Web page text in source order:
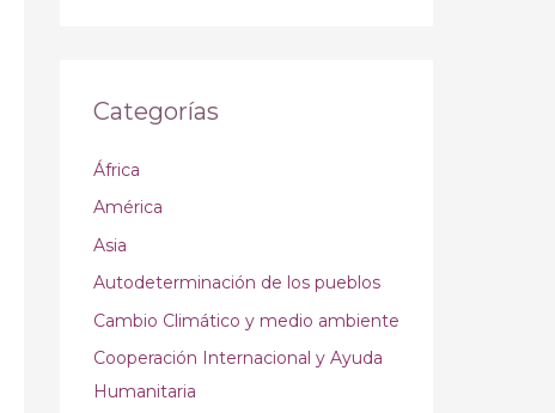
Categorías
África
América
Asia
Autodeterminación de los pueblos
Cambio Climático y medio ambiente
Cooperación Internacional y Ayuda
Humanitaria